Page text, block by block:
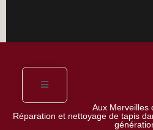
Aux Merveilles
Réparation et nettoyage de tapis